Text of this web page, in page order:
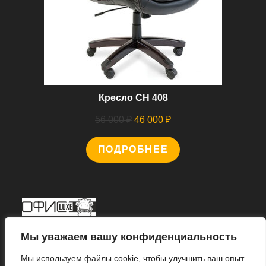
Мы уважаем вашу конфиденциальность
Мы используем файлы cookie, чтобы улучшить ваш опыт
Кресло CH 408
56 000₽ Первоначальная
цена
составляла
46 000 ₽Текущая
46
ПОДРОБНЕЕ